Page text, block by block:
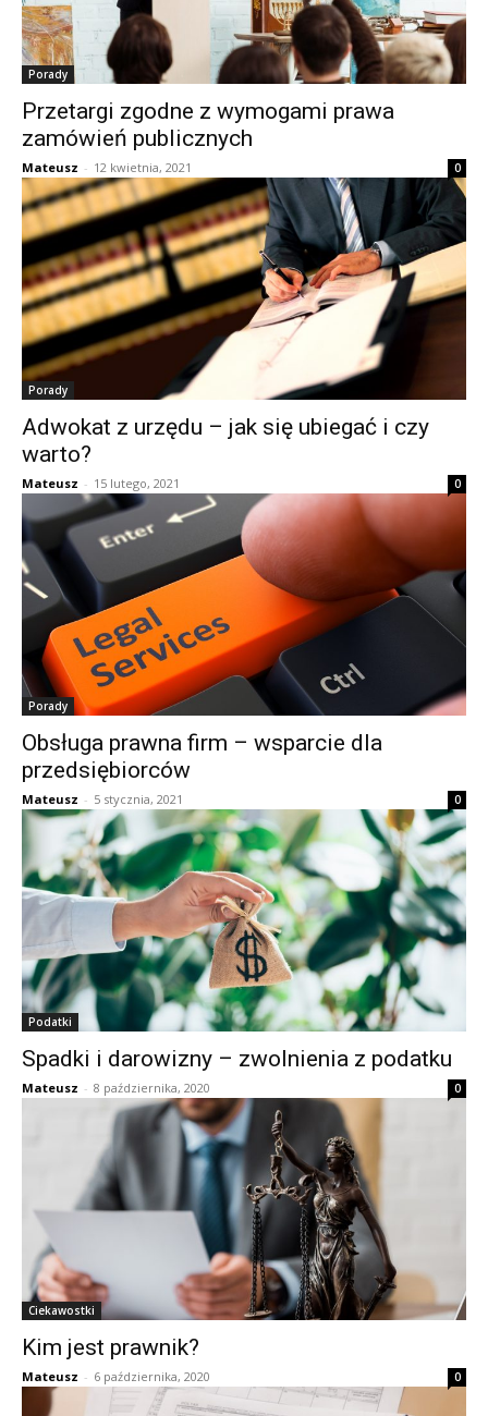
Porady
Przetargi zgodne z wymogami prawa
zamówień publicznych
Mateusz - 12 kwietnia, 2021 0
Porady
Adwokat z urzędu – jak się ubiegać i czy
warto?
Mateusz - 15 lutego, 2021 0
Porady
Obsługa prawna firm – wsparcie dla
przedsiębiorców
Mateusz - 5 stycznia, 2021 0
Podatki
Spadki i darowizny – zwolnienia z podatku
Mateusz - 8 października, 2020 0
Ciekawostki
Kim jest prawnik?
Mateusz - 6 października, 2020 0